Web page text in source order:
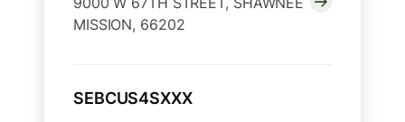
MISSION, 66202
SEBCUS4SXXX